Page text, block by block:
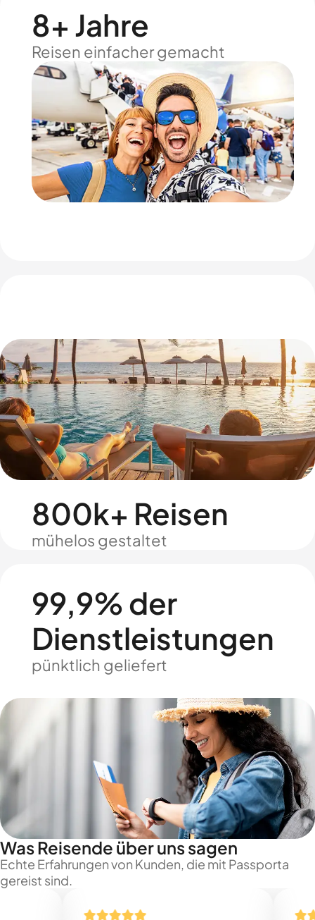
8+ Jahre
Reisen einfacher gemacht
800k+ Reisen
mühelos gestaltet
99,9% der
Dienstleistungen
pünktlich geliefert
Was Reisende über uns sagen
Echte Erfahrungen von Kunden, die mit Passporta
gereist sind.